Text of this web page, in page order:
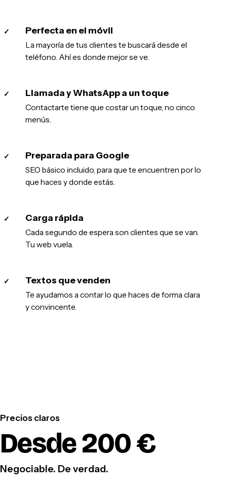
✓ Perfecta en el móvil
La mayoría de tus clientes te buscará desde el
teléfono. Ahí es donde mejor se ve.
✓ Llamada y WhatsApp a un toque
Contactarte tiene que costar un toque, no cinco
menús.
✓ Preparada para Google
SEO básico incluido, para que te encuentren por lo
que haces y donde estás.
✓ Carga rápida
Cada segundo de espera son clientes que se van.
Tu web vuela.
✓ Textos que venden
Te ayudamos a contar lo que haces de forma clara
y convincente.
Precios claros
Desde 200 €
Negociable. De verdad.